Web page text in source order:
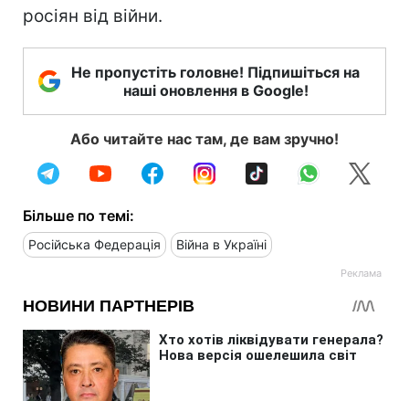
росіян від війни.
Не пропустіть головне! Підпишіться на
наші оновлення в Google!
Або читайте нас там, де вам зручно!
Більше по темі:
Російська Федерація Війна в Україні